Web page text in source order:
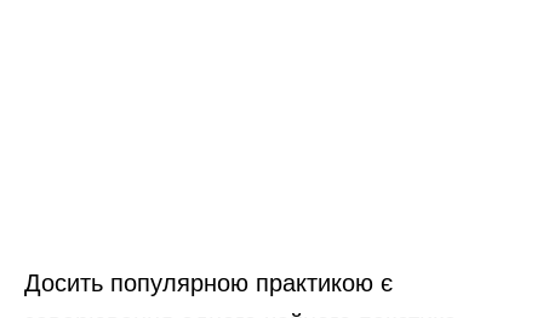
Досить популярною практикою є